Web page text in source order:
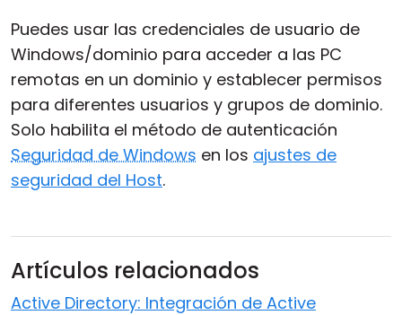
Puedes usar las credenciales de usuario de
Windows/dominio para acceder a las PC
remotas en un dominio y establecer permisos
para diferentes usuarios y grupos de dominio.
Solo habilita el método de autenticación
Seguridad de Windows en los ajustes de
seguridad del Host.
Artículos relacionados
Active Directory: Integración de Active
Soporte para Active Directory
Configuración MSI
Nube y local